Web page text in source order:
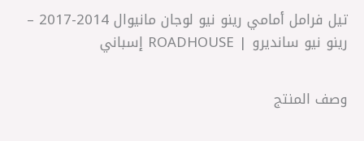
تيل فرامل أمامي رينو نيو لوجان مانيوال 2014-2017 –
رينو نيو سانديرو | ROADHOUSE إسباني
وصف المنتج